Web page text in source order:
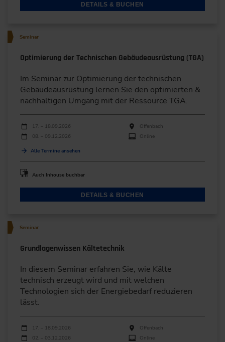
DETAILS & BUCHEN
Seminar
Optimierung der Technischen Gebäudeausrüstung (TGA)
Im Seminar zur Optimierung der technischen
Gebäudeausrüstung lernen Sie den optimierten &
nachhaltigen Umgang mit der Ressource TGA.
Durchführungen
Veranstaltungsdatum
17. – 18.09.2026
Offenbach
08. – 09.12.2026
Online
Alle Termine ansehen
Auch Inhouse buchbar
DETAILS & BUCHEN
Seminar
Grundlagenwissen Kältetechnik
In diesem Seminar ­erfahren Sie, wie Kälte
technisch erzeugt wird und mit welchen
Technologien sich der Energiebedarf reduzieren
lässt.
Durchführungen
Veranstaltungsdatum
17. – 18.09.2026
Offenbach
02. – 03.12.2026
Online